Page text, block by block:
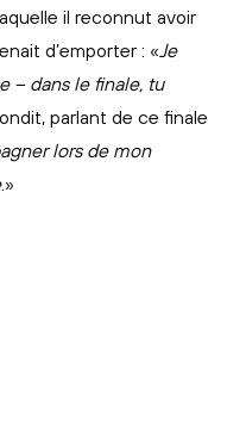
il reconnut avoir
d’emporter : «Je
– dans le finale, tu
parlant de ce finale
lors de mon
.»